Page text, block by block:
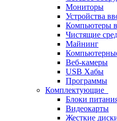
Мониторы
Устройства
Компьютеры
Чистящие
Майнинг
Веб-камеры
USB Хабы
Программы
Комплектующие
Блоки
Видеокарты
Жесткие